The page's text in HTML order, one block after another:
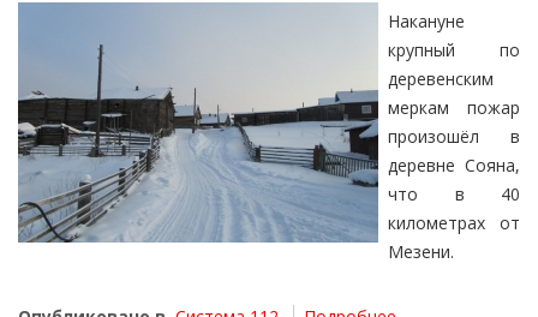
Накануне
крупный по
деревенским
меркам пожар
произошёл в
деревне Сояна,
что в 40
километрах от
Мезени.